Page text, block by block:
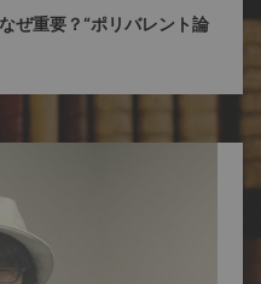
ぜ重要？“ポリバレント論